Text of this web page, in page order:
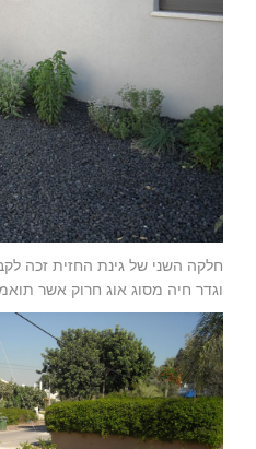
חלקה השני של גינת החזית זכה
וגדר חיה מסוג אוג חרוק אשר